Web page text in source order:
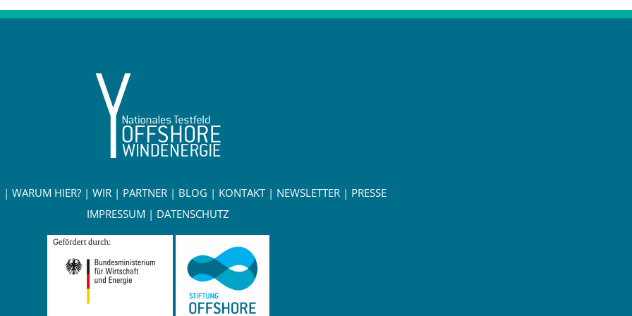
| WARUM HIER?| WIR| PARTNER| BLOG | KONTAKT| NEWSLETTER| PRESSE
IMPRESSUM | DATENSCHUTZ